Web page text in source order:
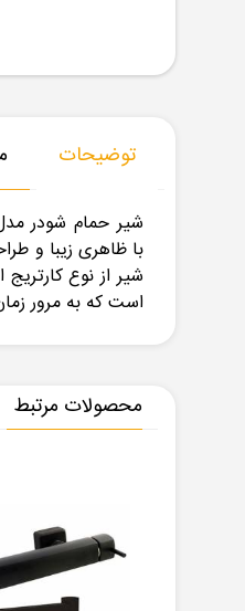
توضیحات
با ظاهری زیبا و
است که به مرور زمان
محصولات مرتبط